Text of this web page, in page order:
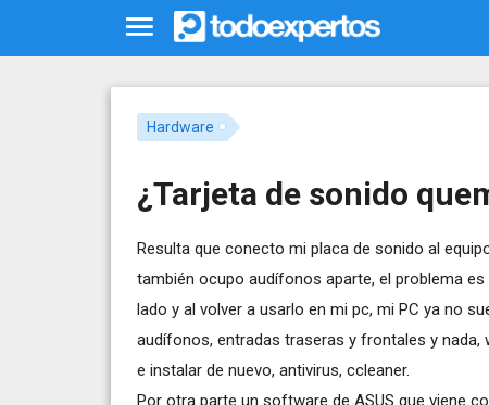
Hardware
¿Tarjeta de sonido
Resulta que conecto mi placa de sonido al
también ocupo audífonos aparte, el problema
lado y al volver a usarlo en mi pc, mi PC ya no
audífonos, entradas traseras y frontales y
e instalar de nuevo, antivirus, ccleaner.
Por otra parte un software de ASUS que viene